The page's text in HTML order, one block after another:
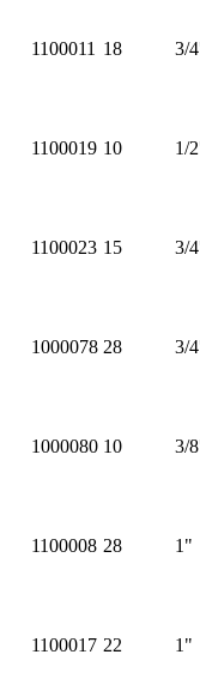
1100011 18 3/
1100019 10 1/
1100023 15 3/
1000078 28 3/
1000080 10 3/
1100008 28 1"
1100017 22 1"